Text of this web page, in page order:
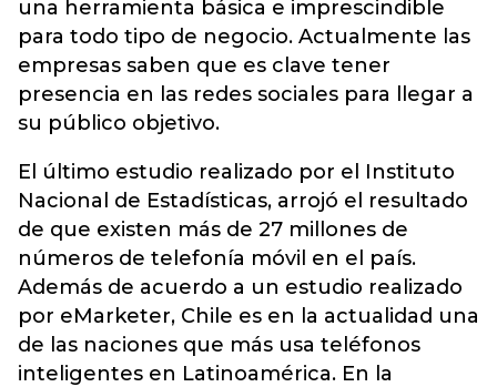
una herramienta básica e imprescindible
para todo tipo de negocio. Actualmente las
empresas saben que es clave tener
presencia en las redes sociales para llegar a
su público objetivo.
El último estudio realizado por el Instituto
Nacional de Estadísticas, arrojó el resultado
de que existen más de 27 millones de
números de telefonía móvil en el país.
Además de acuerdo a un estudio realizado
por eMarketer, Chile es en la actualidad una
de las naciones que más usa teléfonos
inteligentes en Latinoamérica. En la